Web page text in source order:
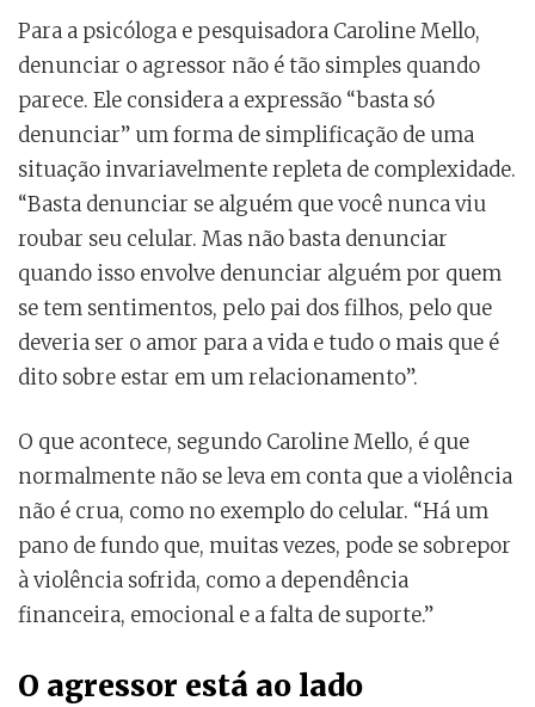
Para a psicóloga e pesquisadora Caroline Mello,
denunciar o agressor não é tão simples quando
parece. Ele considera a expressão “basta só
denunciar” um forma de simplificação de uma
situação invariavelmente repleta de complexidade.
“Basta denunciar se alguém que você nunca viu
roubar seu celular. Mas não basta denunciar
quando isso envolve denunciar alguém por quem
se tem sentimentos, pelo pai dos filhos, pelo que
deveria ser o amor para a vida e tudo o mais que é
dito sobre estar em um relacionamento”.
O que acontece, segundo Caroline Mello, é que
normalmente não se leva em conta que a violência
não é crua, como no exemplo do celular. “Há um
pano de fundo que, muitas vezes, pode se sobrepor
à violência sofrida, como a dependência
financeira, emocional e a falta de suporte.”
O agressor está ao lado